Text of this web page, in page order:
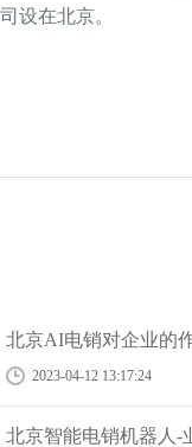
司设在北京。
北京AI电销对企业的
2023-04-12 13:17:24
北京智能电销机器人-